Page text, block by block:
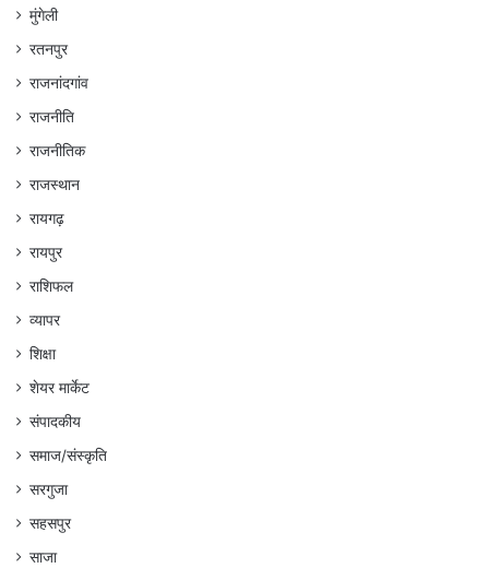
मुंगेली
रतनपुर
राजनांदगांव
राजनीति
राजनीतिक
राजस्थान
रायगढ़
रायपुर
राशिफल
व्यापर
शिक्षा
शेयर मार्केट
संपादकीय
समाज/संस्कृति
सरगुजा
सहसपुर
साजा